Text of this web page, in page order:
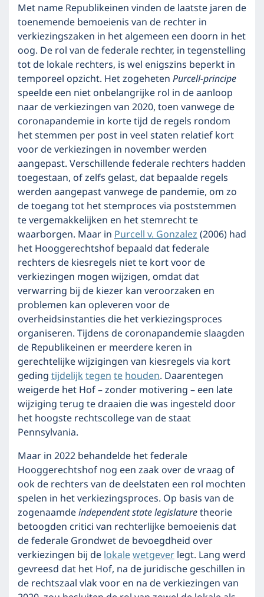
Met name Republikeinen vinden de laatste jaren de
toenemende bemoeienis van de rechter in
verkiezingszaken in het algemeen een doorn in het
oog. De rol van de federale rechter, in tegenstelling
tot de lokale rechters, is wel enigszins beperkt in
temporeel opzicht. Het zogehetenPurcell-principe
speelde een niet onbelangrijke rol in de aanloop
naar de verkiezingen van 2020, toen vanwege de
coronapandemie in korte tijd de regels rondom
het stemmen per post in veel staten relatief kort
voor de verkiezingen in november werden
aangepast. Verschillende federale rechters hadden
toegestaan, of zelfs gelast, dat bepaalde regels
werden aangepast vanwege de pandemie, om zo
de toegang tot het stemproces via poststemmen
te vergemakkelijken en het stemrecht te
waarborgen. Maar inPurcell v. Gonzalez(2006) had
het Hooggerechtshof bepaald dat federale
rechters de kiesregels niet te kort voor de
verkiezingen mogen wijzigen, omdat dat
verwarring bij de kiezer kan veroorzaken en
problemen kan opleveren voor de
overheidsinstanties die het verkiezingsproces
organiseren. Tijdens de coronapandemie slaagden
de Republikeinen er meerdere keren in
gerechtelijke wijzigingen van kiesregels via kort
gedingtijdelijktegentehouden. Daarentegen
weigerde het Hof – zonder motivering – een late
wijziging terug te draaien die was ingesteld door
het hoogste rechtscollege van de staat
Pennsylvania.
Maar in 2022 behandelde het federale
Hooggerechtshof nog een zaak over de vraag of
ook de rechters van de deelstaten een rol mochten
spelen in het verkiezingsproces. Op basis van de
zogenaamdeindependent state legislaturetheorie
betoogden critici van rechterlijke bemoeienis dat
de federale Grondwet de bevoegdheid over
verkiezingen bij delokalewetgeverlegt. Lang werd
gevreesd dat het Hof, na de juridische geschillen in
de rechtszaal vlak voor en na de verkiezingen van